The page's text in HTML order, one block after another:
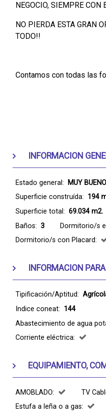
NEGOCIO, SIEMPRE CON
NO PIERDA ESTA GRAN
TODO!!
Contamos con todas las
INFORMACION
Estado general:
MUY BUENO
Superficie construída: 194
Superficie total: 69.034 m2.
Baños: 3
Dormitorio/s
Dormitorio/s con Placard:
INFORMACION
Tipificación/Aptitud:
Indice coneat: 144
Abastecimiento de agua
Corriente eléctrica:
EQUIPAMIENTO,
AMOBLADO:
TV
Estufa a leña o a gas: